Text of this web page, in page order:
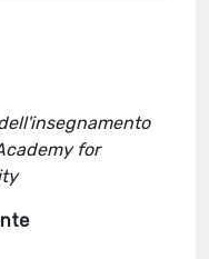
for